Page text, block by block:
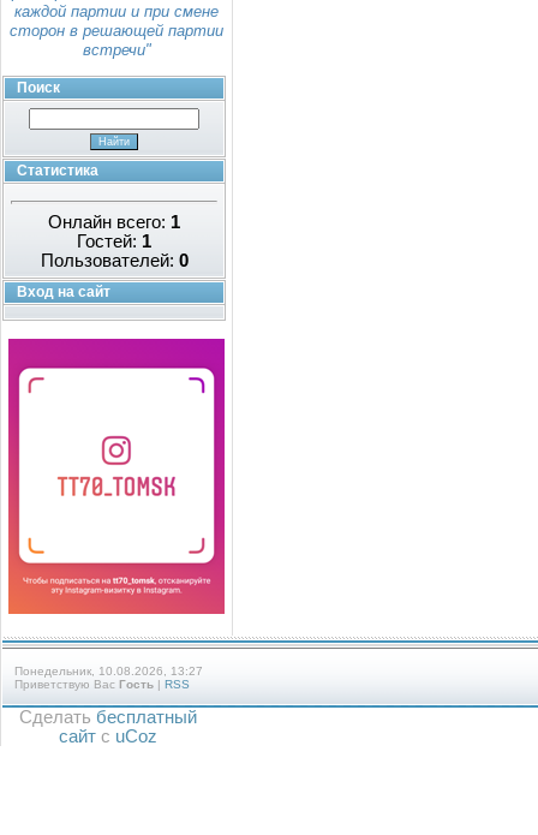
каждой партии и при смене
сторон в решающей партии
встречи"
Поиск
Статистика
Онлайн всего: 1
Гостей: 1
Пользователей: 0
Вход на сайт
Понедельник, 10.08.2026, 13:27
Приветствую Вас Гость | RSS
Сделать бесплатный
сайтс uCoz